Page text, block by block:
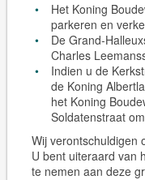
Het Koning
parkeren en
De Grand-
Charles
Indien u de
de Koning
het Koning
Soldatenstraat
Wij verontschuldigen
U bent uiteraard van
te nemen aan deze